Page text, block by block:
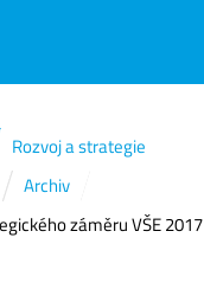
Rozvoj a strategie
Archiv
záměru VŠE 2017